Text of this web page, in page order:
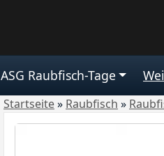
ASG Raubfisch-Tage
Startseite» Raubfisch »